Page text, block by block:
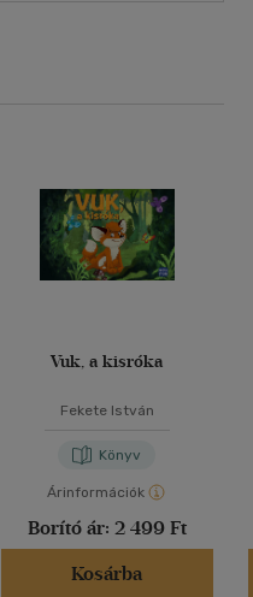
Vuk, a kisróka
Fekete István
Könyv
Árinformációk
Borító ár: 2 499 Ft
Kosárba